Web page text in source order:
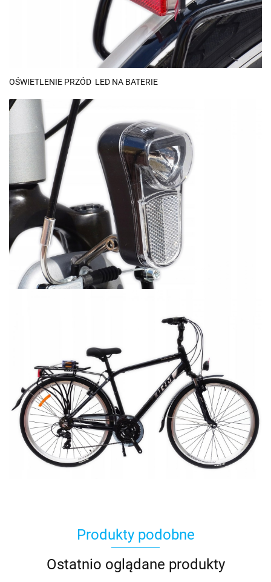
OŚWIETLENIE PRZÓD LED NA BATERIE
Produkty podobne
Ostatnio oglądane produkty